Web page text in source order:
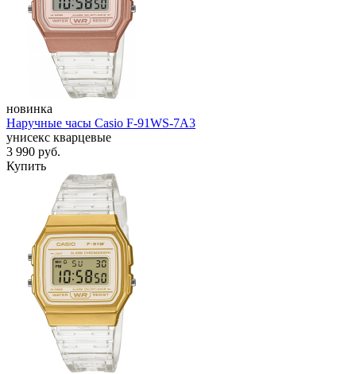
новинка
Наручные часы Casio F-91WS-7A3
унисекс кварцевые
3 990 руб.
Купить